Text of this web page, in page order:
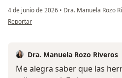
4 de junio de 2026 • Dra. Manuela Rozo
en opinión del usuario Arelis
Reportar
Dra. Manuela Rozo Riveros
Me alegra saber que las